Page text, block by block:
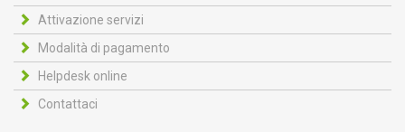
Attivazione servizi
Modalità di pagamento
Helpdesk online
Contattaci